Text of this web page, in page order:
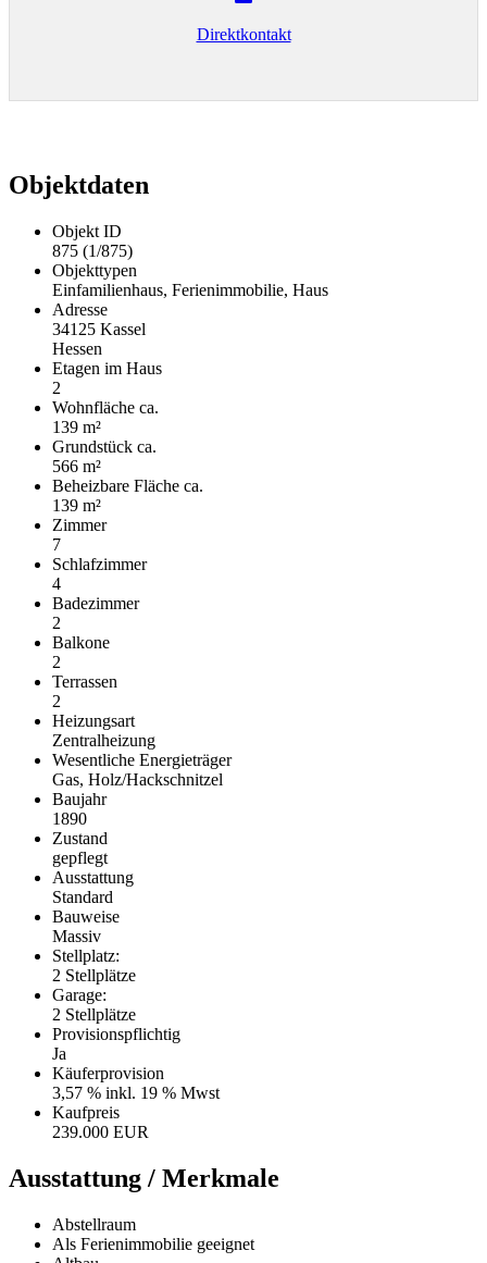
Direktkontakt
Objektdaten
Objekt ID
875 (1/875)
Objekttypen
Einfamilienhaus, Ferienimmobilie, Haus
Adresse
34125 Kassel
Hessen
Etagen im Haus
2
Wohnfläche ca.
139 m²
Grund­stück ca.
566 m²
Beheizbare Fläche ca.
139 m²
Zimmer
7
Schlafzimmer
4
Badezimmer
2
Balkone
2
Terrassen
2
Heizungsart
Zentralheizung
Wesentliche Energieträger
Gas, Holz/Hackschnitzel
Baujahr
1890
Zustand
gepflegt
Ausstattung
Standard
Bauweise
Massiv
Stellplatz:
2 Stellplätze
Garage:
2 Stellplätze
Provisionspflichtig
Ja
Käufer­provision
3,57 % inkl. 19 % Mwst
Kaufpreis
239.000 EUR
Ausstattung / Merkmale
Abstellraum
Als Ferienimmobilie geeignet